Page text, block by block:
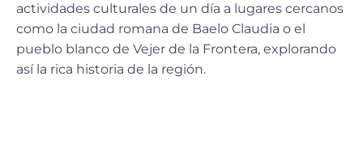
actividades culturales de un día a lugares cercanos
como la ciudad romana de Baelo Claudia o el
pueblo blanco de Vejer de la Frontera, explorando
así la rica historia de la región.